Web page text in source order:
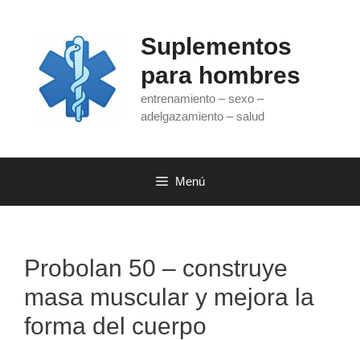
Suplementos
para hombres
entrenamiento – sexo –
adelgazamiento – salud
Menú
Probolan 50 – construye
masa muscular y mejora la
forma del cuerpo